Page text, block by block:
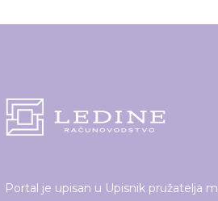
Portal je upisan u Upisnik pružatelja